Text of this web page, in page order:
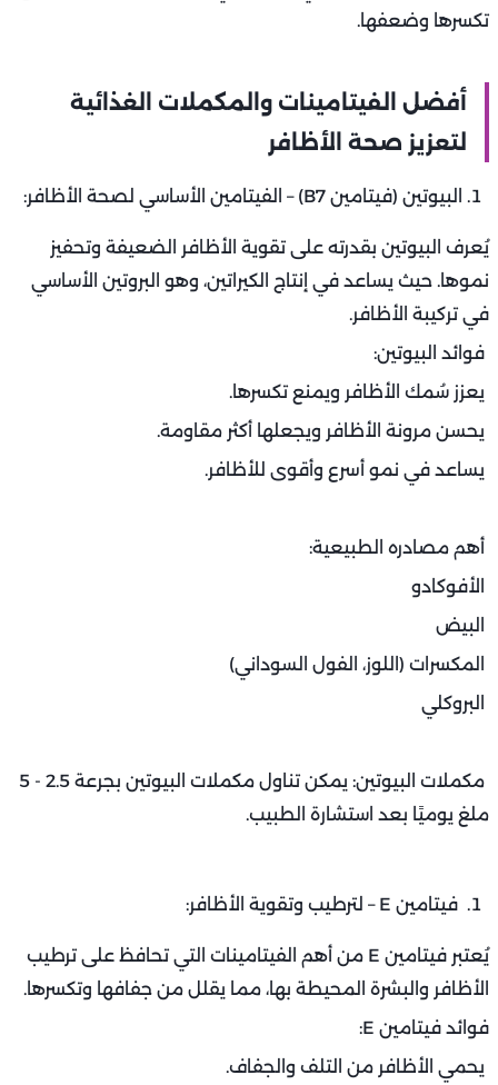
تكسرها وضعفها.
أفضل الفيتامينات والمكملات الغذائية
لتعزيز صحة الأظافر
البيوتين (فيتامين B7) – الفيتامين الأساسي لصحة الأظافر:
يُعرف البيوتين بقدرته على تقوية الأظافر الضعيفة وتحفيز
نموها. حيث يساعد في إنتاج الكيراتين، وهو البروتين الأساسي
في تركيبة الأظافر.
فوائد البيوتين:
يعزز سُمك الأظافر ويمنع تكسرها.
يحسن مرونة الأظافر ويجعلها أكثر مقاومة.
يساعد في نمو أسرع وأقوى للأظافر.
أهم مصادره الطبيعية:
الأفوكادو
البيض
المكسرات (اللوز، الفول السوداني)
البروكلي
مكملات البيوتين: يمكن تناول مكملات البيوتين بجرعة 2.5 - 5
ملغ يوميًا بعد استشارة الطبيب.
فيتامين E – لترطيب وتقوية الأظافر:
يُعتبر فيتامين E من أهم الفيتامينات التي تحافظ على ترطيب
الأظافر والبشرة المحيطة بها، مما يقلل من جفافها وتكسرها.
فوائد فيتامين E:
يحمي الأظافر من التلف والجفاف.